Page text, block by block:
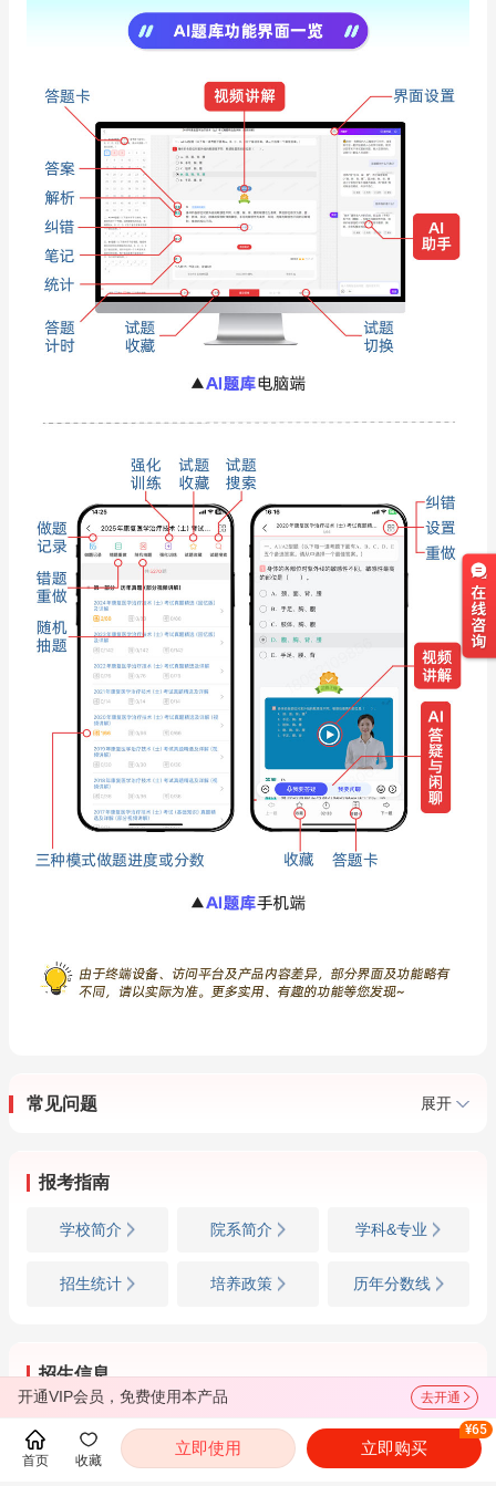
常见问题 展开
报考指南
学校简介 院系简介 学科&专业
招生统计 培养政策 历年分数线
招生信息
招生简章 专业目录 参考书目
开通VIP会员，免费使用本产品 去开通
首页 收藏
立即使用 立即购买
¥65